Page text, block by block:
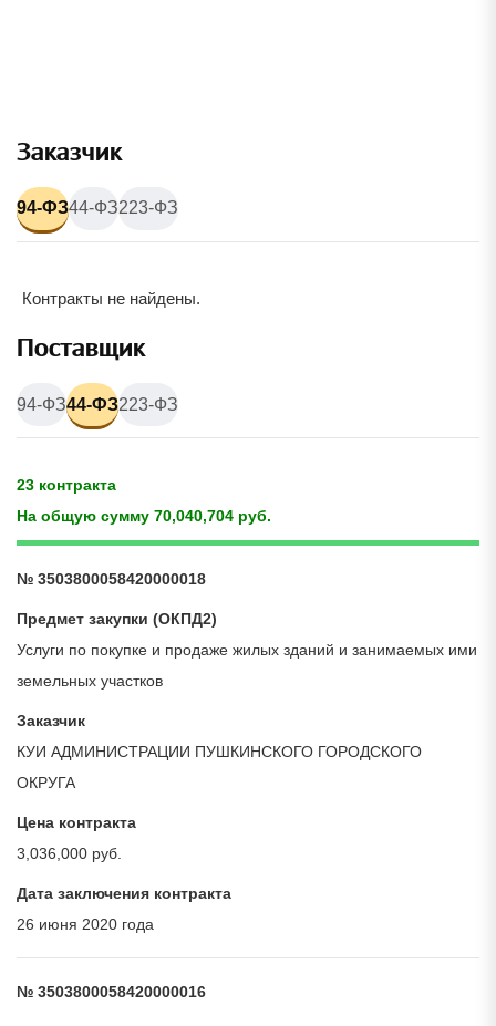
Заказчик
94-ФЗ44-ФЗ223-ФЗ
Контракты не найдены.
Поставщик
94-ФЗ44-ФЗ223-ФЗ
23 контракта
На общую сумму 70,040,704 руб.
№ 3503800058420000018
Предмет закупки (ОКПД2)
Услуги по покупке и продаже жилых зданий и занимаемых ими
земельных участков
Заказчик
КУИ АДМИНИСТРАЦИИ ПУШКИНСКОГО ГОРОДСКОГО
ОКРУГА
Цена контракта
3,036,000 руб.
Дата заключения контракта
26 июня 2020 года
№ 3503800058420000016